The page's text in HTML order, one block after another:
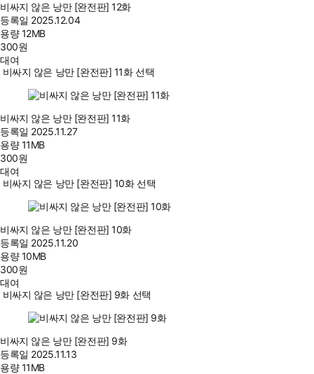
비싸지 않은 낭만 [완전판] 12화
등록일 2025.12.04
용량12MB
300원
대여
비싸지 않은 낭만 [완전판] 11화 선택
비싸지 않은 낭만 [완전판] 11화
등록일 2025.11.27
용량11MB
300원
대여
비싸지 않은 낭만 [완전판] 10화 선택
비싸지 않은 낭만 [완전판] 10화
등록일 2025.11.20
용량10MB
300원
대여
비싸지 않은 낭만 [완전판] 9화 선택
비싸지 않은 낭만 [완전판] 9화
등록일 2025.11.13
용량11MB